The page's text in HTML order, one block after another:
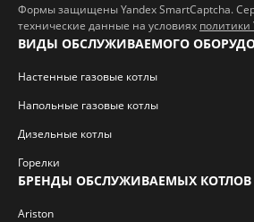
Формы защищены Yandex SmartCaptcha.
технические данные на условиях политики
ВИДЫ ОБСЛУЖИВАЕМОГО
Настенные газовые котлы
Напольные газовые котлы
Дизельные котлы
Горелки
БРЕНДЫ ОБСЛУЖИВАЕМЫХ КОТЛОВ
Ariston